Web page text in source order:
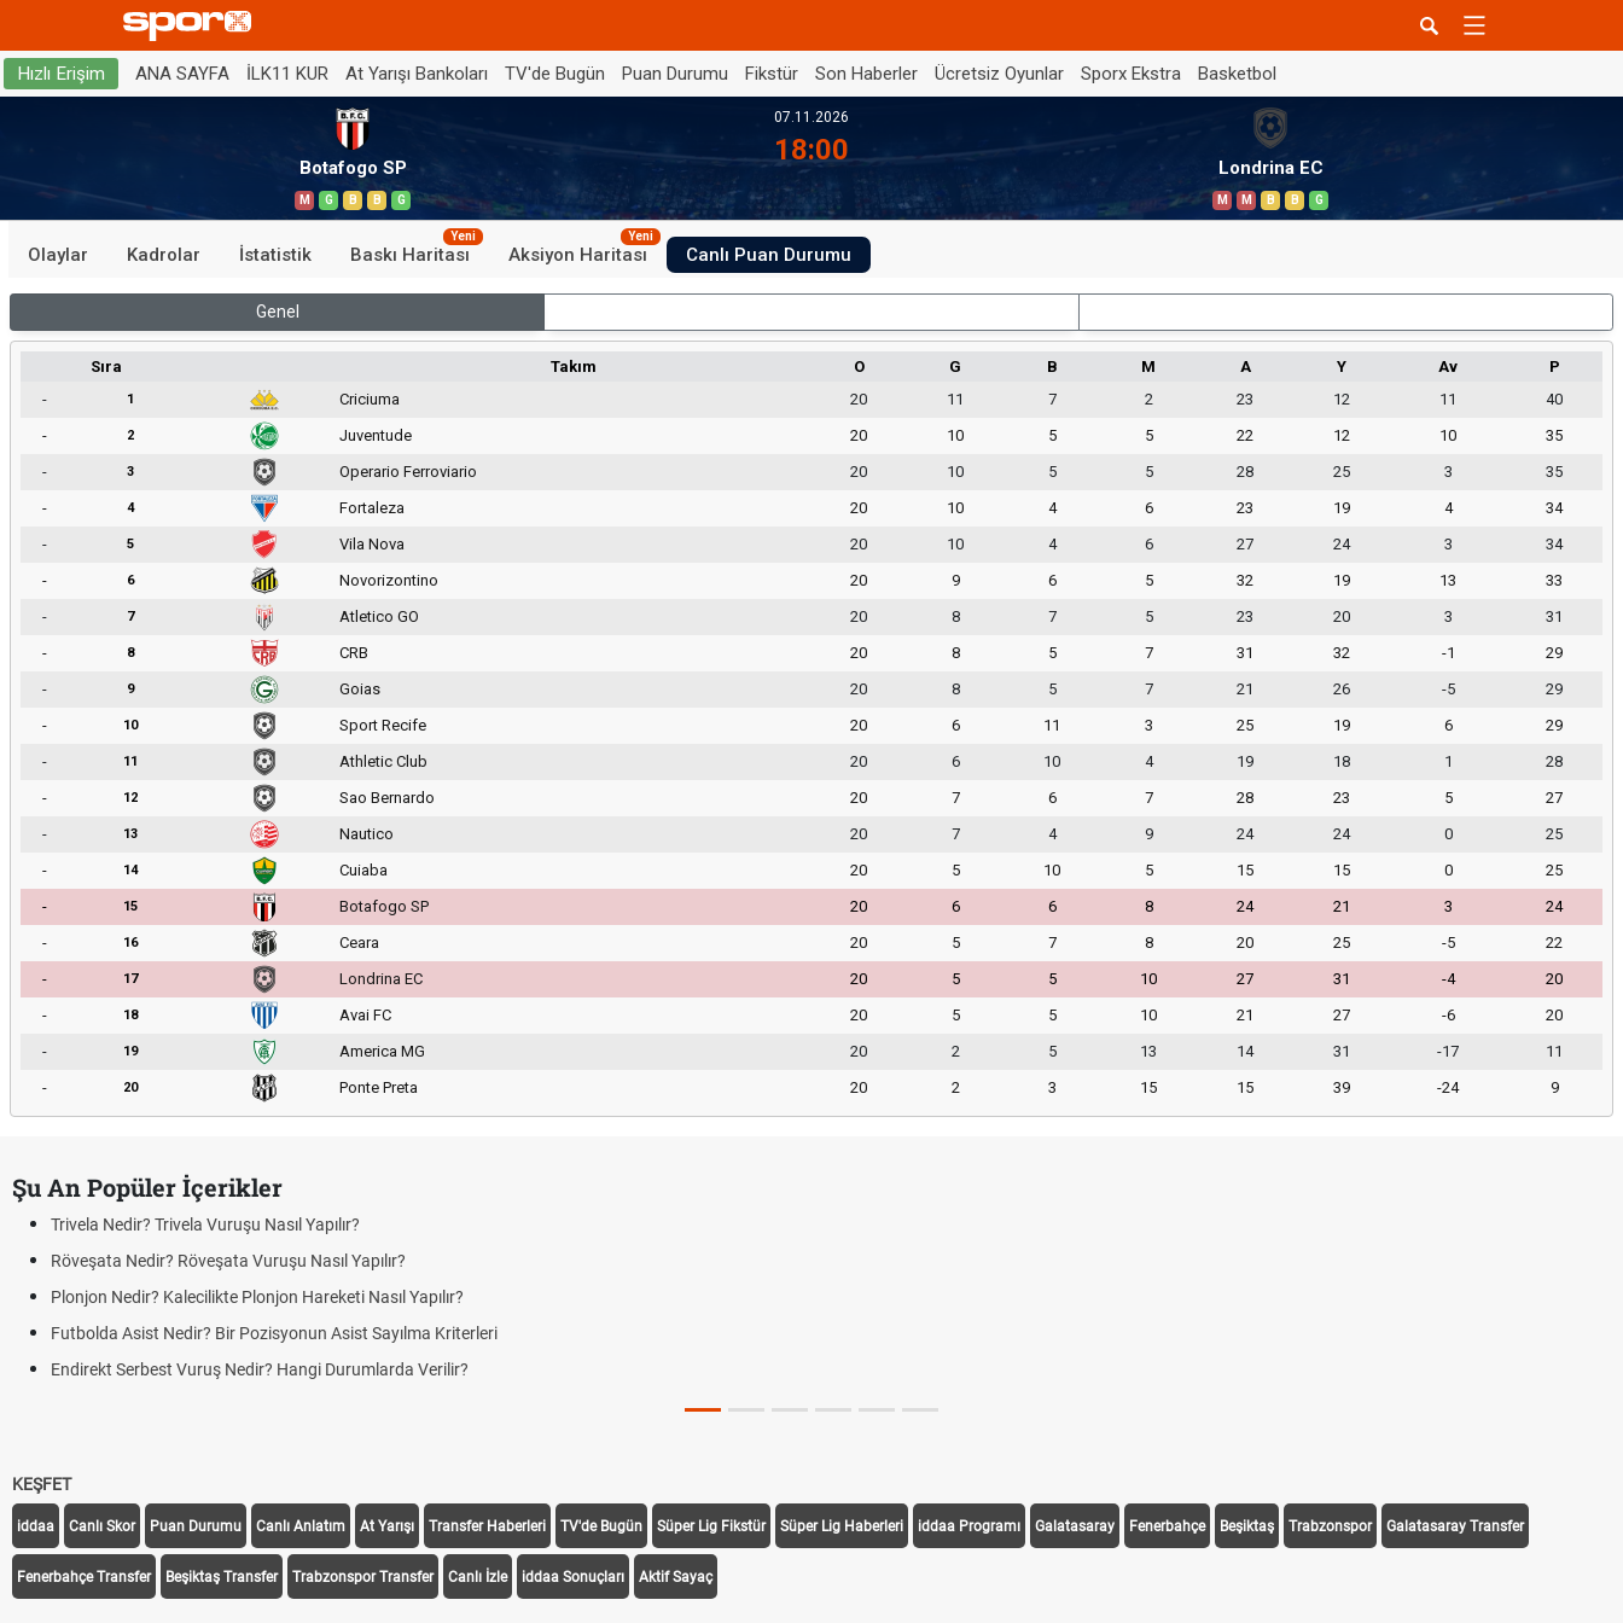
Hızlı Erişim ANA SAYFA İLK11 KUR At Yarışı Bankoları TV'de Bugün Puan Durumu Fikstür Son Haberler Ücretsiz Oyunlar Sporx Ekstra Basketbol
Botafogo SP
M G B B G
07.11.2026
18:00
Londrina EC
M M B B G
Olaylar Kadrolar İstatistik Baskı Haritası
Yeni
Aksiyon Haritası
Yeni
Canlı Puan Durumu
Genel
Sıra Takım O G B M A Y Av
P
-
1 Criciuma 20 11 7 2 23 12 11
40
-
2 Juventude 20 10 5 5 22 12 10
35
-
3 Operario Ferroviario 20 10 5 5 28 25 3
35
-
4 Fortaleza 20 10 4 6 23 19 4
34
-
5 Vila Nova 20 10 4 6 27 24 3
34
-
6 Novorizontino 20 9 6 5 32 19 13
33
-
7 Atletico GO 20 8 7 5 23 20 3
31
-
8 CRB 20 8 5 7 31 32 -1
29
-
9 Goias 20 8 5 7 21 26 -5
29
-
10 Sport Recife 20 6 11 3 25 19 6
29
-
11 Athletic Club 20 6 10 4 19 18 1
28
-
12 Sao Bernardo 20 7 6 7 28 23 5
27
-
13 Nautico 20 7 4 9 24 24 0
25
-
14 Cuiaba 20 5 10 5 15 15 0
25
-
15 Botafogo SP 20 6 6 8 24 21 3
24
-
16 Ceara 20 5 7 8 20 25 -5
22
-
17 Londrina EC 20 5 5 10 27 31 -4
20
-
18 Avai FC 20 5 5 10 21 27 -6
20
-
19 America MG 20 2 5 13 14 31 -17
11
-
20 Ponte Preta 20 2 3 15 15 39 -24 9
Şu An Popüler İçerikler
Trivela Nedir? Trivela Vuruşu Nasıl Yapılır?
Röveşata Nedir? Röveşata Vuruşu Nasıl Yapılır?
Plonjon Nedir? Kalecilikte Plonjon Hareketi Nasıl Yapılır?
Futbolda Asist Nedir? Bir Pozisyonun Asist Sayılma Kriterleri
Endirekt Serbest Vuruş Nedir? Hangi Durumlarda Verilir?
KEŞFET
iddaa Canlı Skor Puan Durumu Canlı Anlatım At Yarışı Transfer Haberleri TV'de Bugün Süper Lig Fikstür Süper Lig Haberleri iddaa Programı Galatasaray Fenerbahçe Beşiktaş Trabzonspor Galatasaray Transfer
Fenerbahçe Transfer Beşiktaş Transfer Trabzonspor Transfer Canlı İzle iddaa Sonuçları Aktif Sayaç